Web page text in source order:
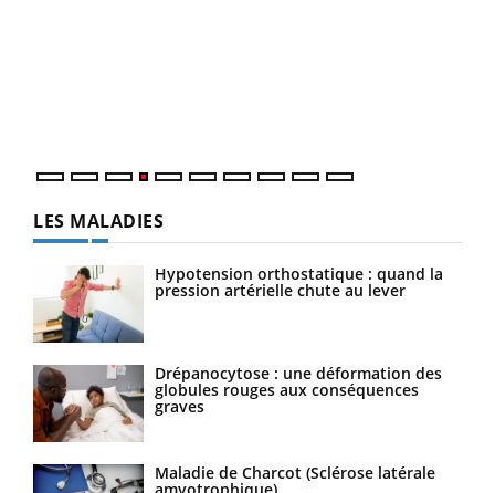
LES MALADIES
Hypotension orthostatique : quand la
pression artérielle chute au lever
Drépanocytose : une déformation des
globules rouges aux conséquences
graves
Maladie de Charcot (Sclérose latérale